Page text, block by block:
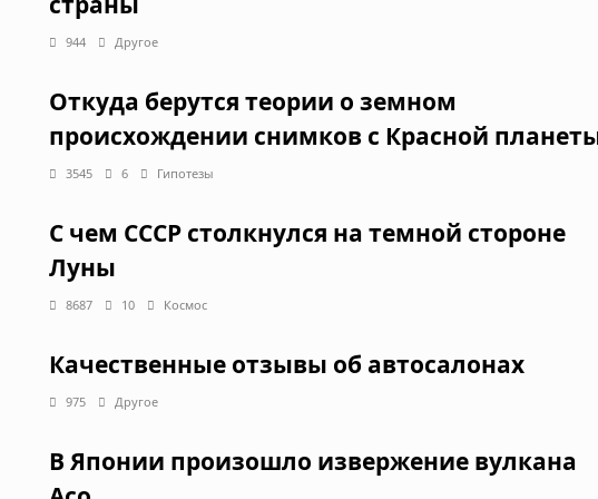
944 Другое
Откуда берутся теории о земном
происхождении снимков с Красной
3545 6 Гипотезы
С чем СССР столкнулся на темной стороне
Луны
8687 10 Космос
Качественные отзывы об автосалонах
975 Другое
В Японии произошло извержение вулкана